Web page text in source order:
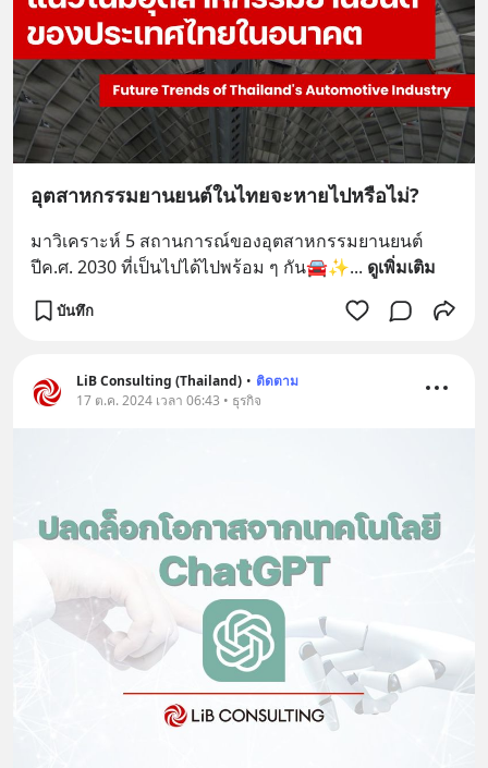
อุตสาหกรรมยานยนต์ในไทยจะหายไปหรือไม่?
มาวิเคราะห์ 5 สถานการณ์ของอุตสาหกรรมยานยนต์
ปีค.ศ. 2030 ที่เป็นไปได้ไปพร้อม ๆ กัน🚘✨... ดูเพิ่มเติม
บันทึก
LiB Consulting (Thailand) • ติดตาม
17 ต.ค. 2024 เวลา 06:43 • ธุรกิจ